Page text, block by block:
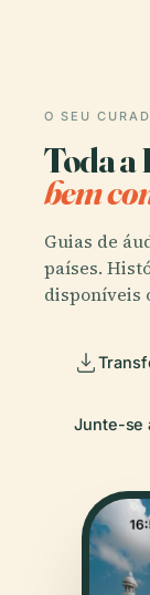
O SEU
Toda a
bem
Guias de
países.
disponíveis
Junte-se